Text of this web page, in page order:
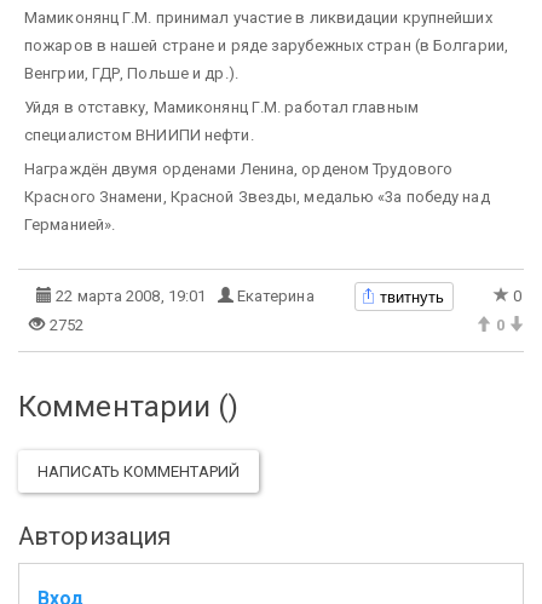
Мамиконянц Г.М. принимал участие в ликвидации крупнейших
пожаров в нашей стране и ряде зарубежных стран (в Болгарии,
Венгрии, ГДР, Польше и др.).
Уйдя в отставку, Мамиконянц Г.М. работал главным
специалистом ВНИИПИ нефти.
Награждён двумя орденами Ленина, орденом Трудового
Красного Знамени, Красной Звезды, медалью «3а победу над
Германией».
22 марта 2008, 19:01 Екатерина твитнуть
0
2752
0
Комментарии ()
НАПИСАТЬ КОММЕНТАРИЙ
Авторизация
Вход